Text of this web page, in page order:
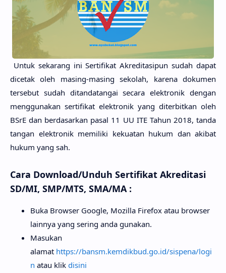
Untuk sekarang ini Sertifikat Akreditasipun sudah dapat
dicetak oleh masing-masing sekolah, karena dokumen
tersebut sudah ditandatangai secara elektronik dengan
menggunakan sertifikat elektronik yang diterbitkan oleh
BSrE dan berdasarkan pasal 11 UU ITE Tahun 2018, tanda
tangan elektronik memiliki kekuatan hukum dan akibat
hukum yang sah.
Cara Download/Unduh Sertifikat Akreditasi
SD/MI, SMP/MTS, SMA/MA :
Buka Browser Google, Mozilla Firefox atau browser
lainnya yang sering anda gunakan.
Masukan
alamat https://bansm.kemdikbud.go.id/sispena/logi
n atau klik disini